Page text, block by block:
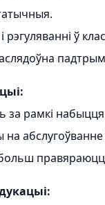
ў
за рамкі